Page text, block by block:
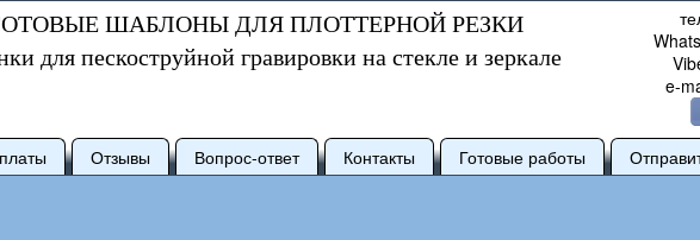
ШАБЛОНЫ ДЛЯ ПЛОТТЕРНОЙ РЕЗКИ
для пескоструйной гравировки на стекле и зеркале
e-
Отзывы Вопрос-ответ Контакты Готовые работы